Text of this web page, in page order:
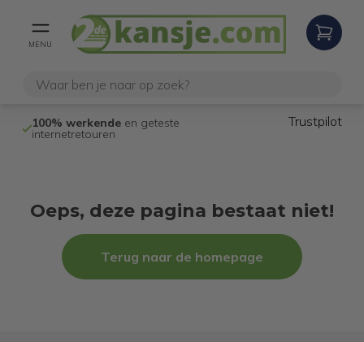
MENU
100% werkende en geteste
internetretouren Niet goed,
Trustpilot
Oeps, deze pagina bestaat niet!
Terug naar de homepage